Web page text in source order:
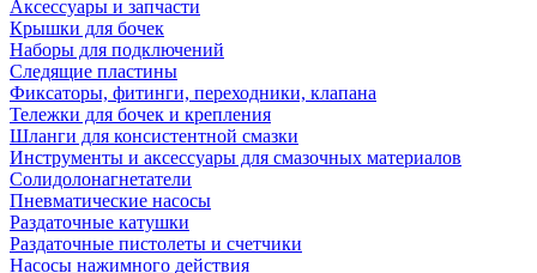
Аксессуары и запчасти
Крышки для бочек
Наборы для подключений
Следящие пластины
Фиксаторы, фитинги, переходники, клапана
Тележки для бочек и крепления
Шланги для консистентной смазки
Инструменты и аксессуары для смазочных материалов
Солидолонагнетатели
Пневматические насосы
Раздаточные катушки
Раздаточные пистолеты и счетчики
Насосы нажимного действия